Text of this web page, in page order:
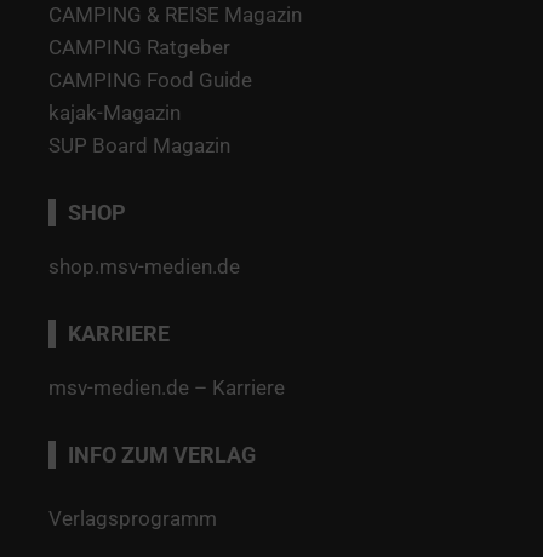
CAMPING & REISE Magazin
CAMPING Ratgeber
CAMPING Food Guide
kajak-Magazin
SUP Board Magazin
SHOP
shop.msv-medien.de
KARRIERE
msv-medien.de – Karriere
INFO ZUM VERLAG
Verlagsprogramm